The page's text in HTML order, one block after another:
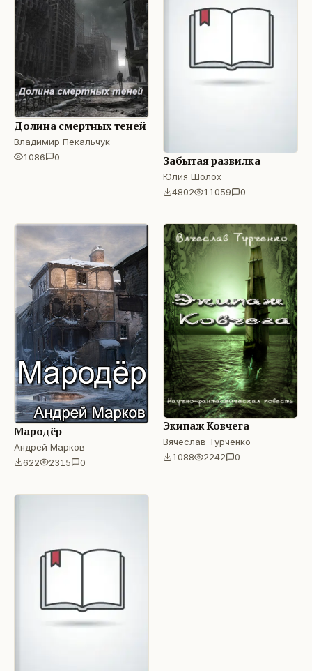
Долина смертных теней
Владимир Пекальчук
1086
0 Забытая развилка
Юлия Шолох
4802
11059 0
Мародёр
Андрей Марков
622
2315 0
Экипаж Ковчега
Вячеслав Турченко
1088
2242 0